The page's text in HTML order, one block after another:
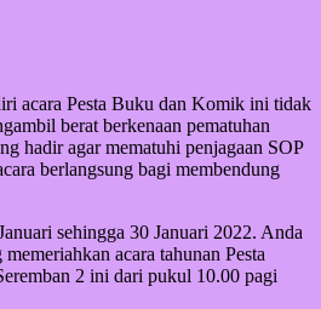
acara Pesta Buku dan Komik ini tidak
berat berkenaan pematuhan
hadir agar mematuhi penjagaan SOP
berlangsung bagi membendung
sehingga 30 Januari 2022. Anda
acara tahunan Pesta
2 ini dari pukul 10.00 pagi